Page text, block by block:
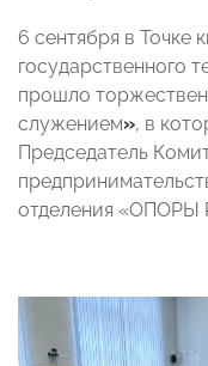
6 сентября в Точке
государственного
прошло
служением», в
Председатель
отделения